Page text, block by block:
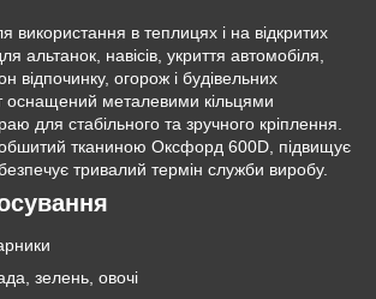
використання в теплицях і на відкритих
альтанок, навісів, укриття автомобіля,
відпочинку, огорож і будівельних
оснащений металевими кільцями
для стабільного та зручного кріплення.
тканиною Оксфорд 600D, підвищує
тривалий термін служби виробу.
зелень, овочі